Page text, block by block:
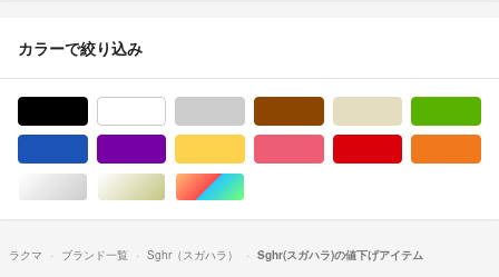
カラーで絞り込み
シルバー/銀色系ゴールド/金色系マルチカラー
ラクマ ブランド一覧 Sghr（スガハラ） Sghr(スガハラ)の値下げアイテム